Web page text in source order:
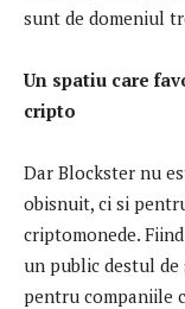
sunt de domeniul
Un spatiu care
cripto
Dar Blockster nu
obisnuit, ci si
criptomonede.
un public destul de
pentru companiile